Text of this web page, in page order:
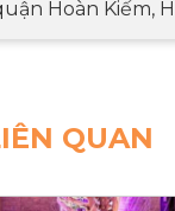
Hoàn Kiếm,
QUAN